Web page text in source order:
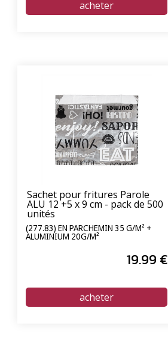
Sachet pour fritures Parole
ALU 12 +5 x 9 cm - pack de 500
unités
(277.83) EN PARCHEMIN 35 G/M² +
ALUMINIUM 20G/M²
19.99 €